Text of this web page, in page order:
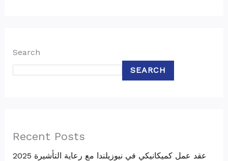
Search
SEARCH
Recent Posts
عقد عمل كميكانيكي في نيوزيلندا مع رعاية التأشيرة 2025